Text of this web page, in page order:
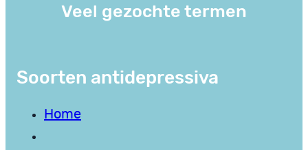
Veel gezochte termen
Soorten antidepressiva
Home